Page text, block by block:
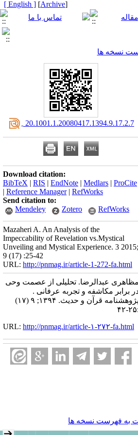
[
Archive
]
[ English ]
نسخه ها
‎ 20.1001.1.20080417.1394.9.17.2.7
Download citation:
BibTeX | RIS | EndNote | Medlars | ProCite
| Reference Manager| RefWorks
Send citation to:
Mendeley
Zotero RefWorks
Mazaheri A. An Analysis of the
Impeccability of Revelation vs.Mystical
Unveiling and Mystical Experience. 3 2015;
9 (17) :25-42
URL: http://pnmag.ir/article-1-272-fa.html
مظاهری عبدالرضا. تحلیلی از عصمت وحی
برابر مکاشفه و تجربه عرفانی .
پژوهشنامه قرآن و حدیث. ۱۳۹۴; ۹ (۱۷)
:۲۵-۴۲
URL: http://pnmag.ir/article-۱-۲۷۲-fa.html
به فهرست نسخه ها